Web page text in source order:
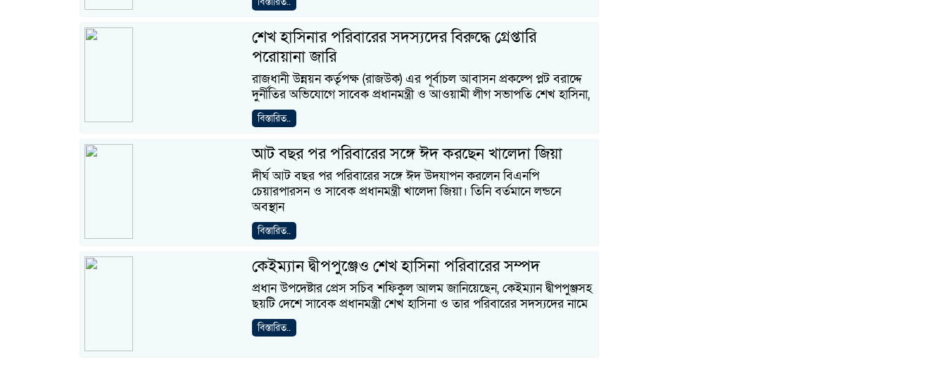
শেখ হাসিনার পরিবারের সদস্যদের বিরুদ্ধে গ্রেপ্তারি
পরোয়ানা জারি
রাজধানী উন্নয়ন কর্তৃপক্ষ (রাজউক) এর পূর্বাচল আবাসন প্রকল্পে প্লট বরাদ্দে
দুর্নীতির অভিযোগে সাবেক প্রধানমন্ত্রী ও আওয়ামী লীগ সভাপতি শেখ হাসিনা,
বিস্তারিত..
আট বছর পর পরিবারের সঙ্গে ঈদ করছেন খালেদা জিয়া
দীর্ঘ আট বছর পর পরিবারের সঙ্গে ঈদ উদযাপন করলেন বিএনপি
চেয়ারপারসন ও সাবেক প্রধানমন্ত্রী খালেদা জিয়া। তিনি বর্তমানে লন্ডনে
অবস্থান
বিস্তারিত..
কেইম্যান দ্বীপপুঞ্জেও শেখ হাসিনা পরিবারের সম্পদ
প্রধান উপদেষ্টার প্রেস সচিব শফিকুল আলম জানিয়েছেন, কেইম্যান দ্বীপপুঞ্জসহ
ছয়টি দেশে সাবেক প্রধানমন্ত্রী শেখ হাসিনা ও তার পরিবারের সদস্যদের নামে
বিস্তারিত..